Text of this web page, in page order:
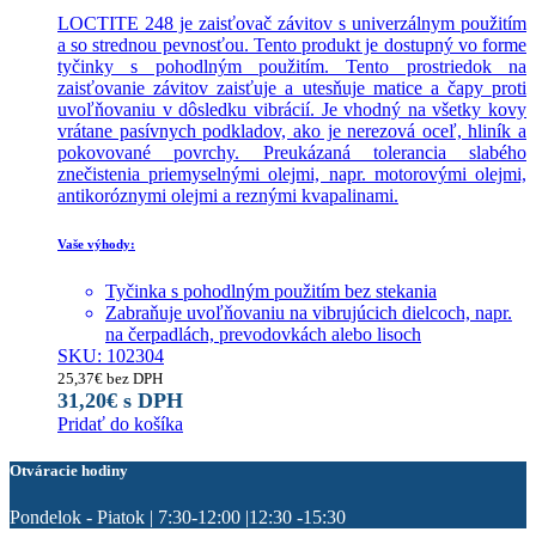
LOCTITE 248 je zaisťovač závitov s univerzálnym použitím
a so strednou pevnosťou. Tento produkt je dostupný vo forme
tyčinky s pohodlným použitím. Tento prostriedok na
zaisťovanie závitov zaisťuje a utesňuje matice a čapy proti
uvoľňovaniu v dôsledku vibrácií. Je vhodný na všetky kovy
vrátane pasívnych podkladov, ako je nerezová oceľ, hliník a
pokovované povrchy. Preukázaná tolerancia slabého
znečistenia priemyselnými olejmi, napr. motorovými olejmi,
antikoróznymi olejmi a reznými kvapalinami.
Vaše výhody:
Tyčinka s pohodlným použitím bez stekania
Zabraňuje uvoľňovaniu na vibrujúcich dielcoch, napr.
na čerpadlách, prevodovkách alebo lisoch
SKU: 102304
25,37€ bez DPH
31,20€ s DPH
Pridať do košíka
Otváracie hodiny
Pondelok - Piatok | 7:30-12:00 |12:30 -15:30